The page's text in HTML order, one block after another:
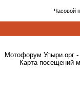
Часовой
Мотофорум Упыри.орг -
Карта посещений